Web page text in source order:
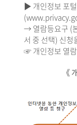
▶ 개인정보 포
→ 열람등요구 (
서 중 선택) 신청
☞ 개인정보 열
《